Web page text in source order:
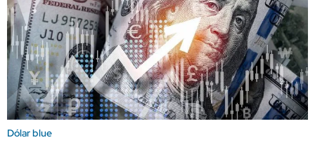
Dólar blue